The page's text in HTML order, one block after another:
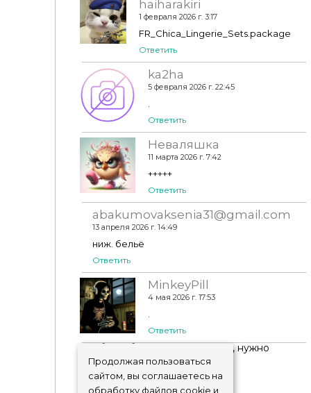
haiharakiri
1 февраля 2026 г. 3:17
FR_Chica_Lingerie_Sets.package
Ответить
ka2ha
5 февраля 2026 г. 22:45
.
Ответить
Неваляшка
11 марта 2026 г. 7:42
+++++
Ответить
abakumovaksenia31@gmail.com
13 апреля 2026 г. 14:49
ниж. бельё
Ответить
MinkeyPill
4 мая 2026 г. 17:53
.
Ответить
Чтобы добавить комментарий, нужно
авторизоваться!
Продолжая пользоваться
сайтом, вы соглашаетесь на
обработку файлов cookie и